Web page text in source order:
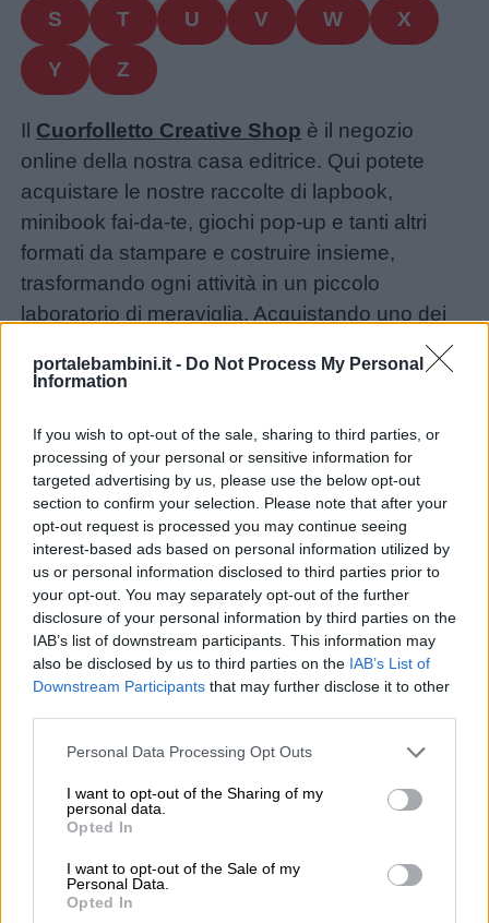
portalebambini.it - Do Not Process My Personal
Information
If you wish to opt-out of the sale, sharing to third parties, or
processing of your personal or sensitive information for
targeted advertising by us, please use the below opt-out
section to confirm your selection. Please note that after your
opt-out request is processed you may continue seeing
interest-based ads based on personal information utilized by
us or personal information disclosed to third parties prior to
your opt-out. You may separately opt-out of the further
disclosure of your personal information by third parties on the
IAB’s list of downstream participants. This information may
also be disclosed by us to third parties on the IAB’s List of
Downstream Participants that may further disclose it to other
Personal Data Processing Opt Outs
I want to opt-out of the Sharing of my
personal data.
Opted In
I want to opt-out of the Sale of my
Personal Data.
Opted In
S T U V W X
Y Z
Il Cuorfolletto Creative Shop è il negozio
online della nostra casa editrice. Qui potete
acquistare le nostre raccolte di lapbook,
minibook fai-da-te, giochi pop-up e tanti altri
formati da stampare e costruire insieme,
trasformando ogni attività in un piccolo
laboratorio di meraviglia. Acquistando uno dei
nostri prodotti, sostenete la casa editrice e ci
aiutate a continuare a offrire anche tante attività